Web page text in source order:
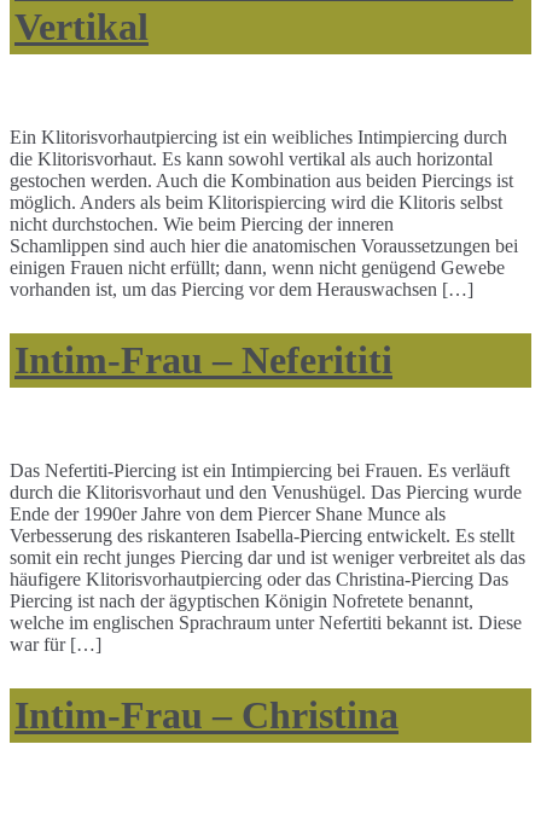
Vertikal
Ein Klitorisvorhautpiercing ist ein weibliches Intimpiercing durch
die Klitorisvorhaut. Es kann sowohl vertikal als auch horizontal
gestochen werden. Auch die Kombination aus beiden Piercings ist
möglich. Anders als beim Klitorispiercing wird die Klitoris selbst
nicht durchstochen. Wie beim Piercing der inneren
Schamlippen sind auch hier die anatomischen Voraussetzungen bei
einigen Frauen nicht erfüllt; dann, wenn nicht genügend Gewebe
vorhanden ist, um das Piercing vor dem Herauswachsen […]
Intim-Frau – Neferititi
Das Nefertiti-Piercing ist ein Intimpiercing bei Frauen. Es verläuft
durch die Klitorisvorhaut und den Venushügel. Das Piercing wurde
Ende der 1990er Jahre von dem Piercer Shane Munce als
Verbesserung des riskanteren Isabella-Piercing entwickelt. Es stellt
somit ein recht junges Piercing dar und ist weniger verbreitet als das
häufigere Klitorisvorhautpiercing oder das Christina-Piercing Das
Piercing ist nach der ägyptischen Königin Nofretete benannt,
welche im englischen Sprachraum unter Nefertiti bekannt ist. Diese
war für […]
Intim-Frau – Christina